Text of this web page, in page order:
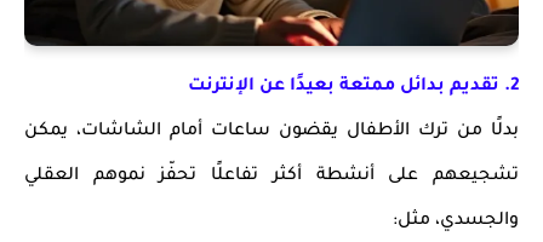
2. تقديم بدائل ممتعة بعيدًا عن الإنترنت
بدلًا من ترك الأطفال يقضون ساعات أمام الشاشات، يمكن
تشجيعهم على أنشطة أكثر تفاعلًا تحفّز نموهم العقلي
والجسدي، مثل: